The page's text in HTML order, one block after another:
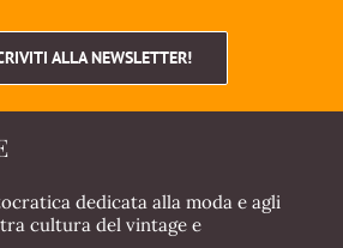
ALLA NEWSLETTER!
dedicata alla moda e agli
tra cultura del vintage e